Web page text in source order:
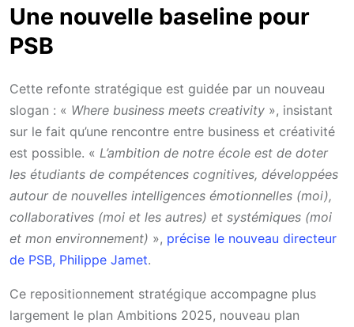
Une nouvelle baseline pour
PSB
Cette refonte stratégique est guidée par un nouveau
slogan : « Where business meets creativity », insistant
sur le fait qu’une rencontre entre business et créativité
est possible. « L’ambition de notre école est de doter
les étudiants de compétences cognitives, développées
autour de nouvelles intelligences émotionnelles (moi),
collaboratives (moi et les autres) et systémiques (moi
et mon environnement) », précise le nouveau directeur
de PSB, Philippe Jamet.
Ce repositionnement stratégique accompagne plus
largement le plan Ambitions 2025, nouveau plan